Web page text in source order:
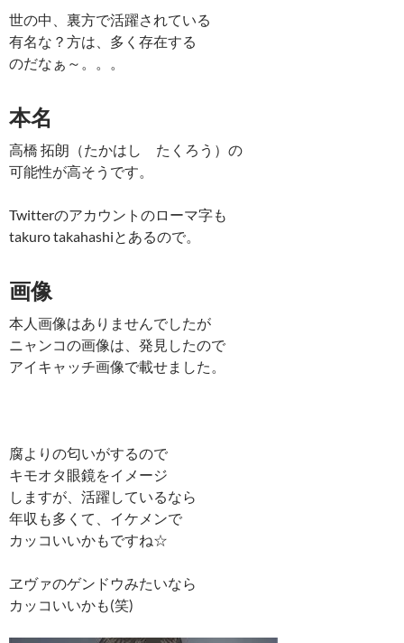
世の中、裏方で活躍されている
有名な？方は、多く存在する
のだなぁ～。。。
本名
高橋 拓朗（たかはし たくろう）の
可能性が高そうです。
Twitterのアカウントのローマ字も
takuro takahashiとあるので。
画像
本人画像はありませんでしたが
ニャンコの画像は、発見したので
アイキャッチ画像で載せました。
腐よりの匂いがするので
キモオタ眼鏡をイメージ
しますが、活躍しているなら
年収も多くて、イケメンで
カッコいいかもですね☆
ヱヴァのゲンドウみたいなら
カッコいいかも(笑)